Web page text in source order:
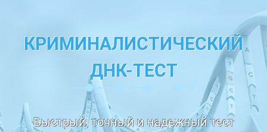
КРИМИНАЛИСТИЧЕСКИЙ
ДНК-ТЕСТ
Быстрый, точный и надежный тест